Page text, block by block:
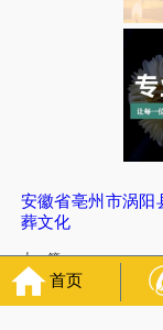
安徽省亳州市涡阳
葬文化
上一篇:
安徽省宣城市宣州区悼
询
首页